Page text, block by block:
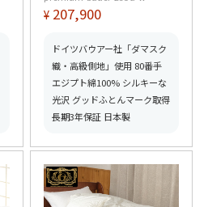
上) 羽毛量1.8kg 【6つ星
得】【グッドふとんマー
ク取得】
¥ 207,900
ドイツバウアー社「ダマスク
織・高級側地」使用 80番手
エジプト綿100% シルキーな
光沢 グッドふとんマーク取得
長期3年保証 日本製